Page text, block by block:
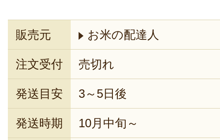
販売元 お米の配達人
注文受付 売切れ
発送目安 3～5日後
発送時期 10月中旬～